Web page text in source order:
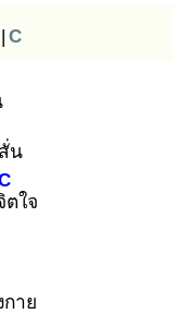
| C
น
ตใจ
กาย